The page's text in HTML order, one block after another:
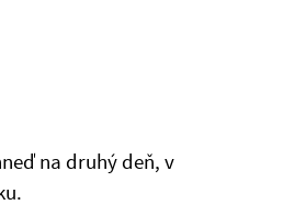
na druhý deň, v